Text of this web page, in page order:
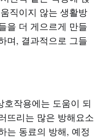
직이지 않는 생활방
을 더 게으르게 만들
며, 결과적으로 그들
호작용에는 도움이 되
뜨리는 많은 방해요소
는 동료의 방해, 예정